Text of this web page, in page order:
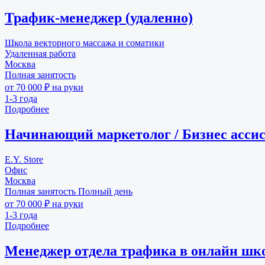
Трафик-менеджер (удаленно)
Школа векторного массажа и соматики
Удаленная работа
Москва
Полная занятость
от 70 000 ₽ на руки
1-3 года
Подробнее
Начинающий маркетолог / Бизнес
E.Y. Store
Офис
Москва
Полная занятость Полный день
от 70 000 ₽ на руки
1-3 года
Подробнее
Менеджер отдела трафика в онлайн